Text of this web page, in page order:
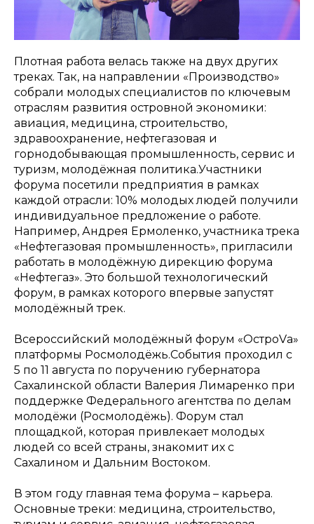
Плотная работа велась также на двух других
треках. Так, на направлении «Производство»
собрали молодых специалистов по ключевым
отраслям развития островной экономики:
авиация, медицина, строительство,
здравоохранение, нефтегазовая и
горнодобывающая промышленность, сервис и
туризм, молодёжная политика.Участники
форума посетили предприятия в рамках
каждой отрасли: 10% молодых людей получили
индивидуальное предложение о работе.
Например, Андрея Ермоленко, участника трека
«Нефтегазовая промышленность», пригласили
работать в молодёжную дирекцию форума
«Нефтегаз». Это большой технологический
форум, в рамках которого впервые запустят
молодёжный трек.
Всероссийский молодёжный форум «ОстроVа»
платформы Росмолодёжь.События проходил с
5 по 11 августа по поручению губернатора
Сахалинской области Валерия Лимаренко при
поддержке Федерального агентства по делам
молодёжи (Росмолодёжь). Форум стал
площадкой, которая привлекает молодых
людей со всей страны, знакомит их с
Сахалином и Дальним Востоком.
В этом году главная тема форума – карьера.
Основные треки: медицина, строительство,